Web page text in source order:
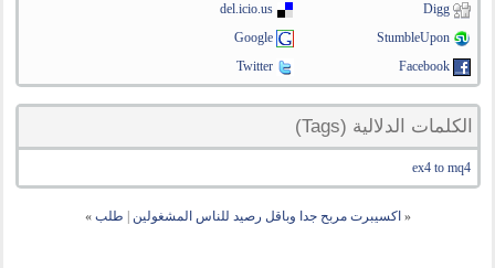
Digg
del.icio.us
StumbleUpon
Google
Facebook
Twitter
الكلمات الدلالية (Tags)
ex4 to mq4
« اكسيبرت مربح جدا وباقل رصيد للناس المشغولين طلب »